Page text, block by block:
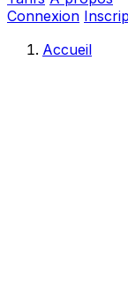
Connexion
Accueil